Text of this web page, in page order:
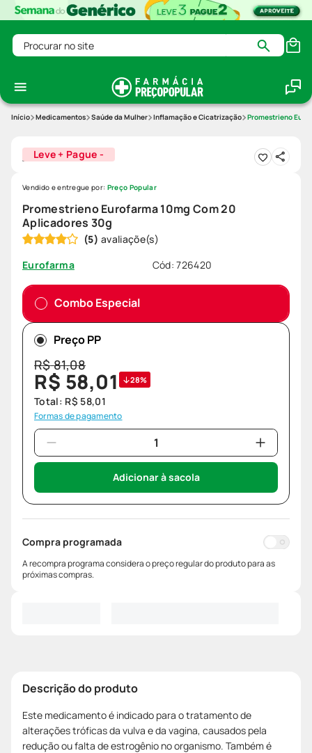
Procurar no site
Medicamentos Saúde da Mulher Inflamação e Cicatrização Promestrieno
Leve + Pague -
Promestrieno Eurofarma 10mg Com 20
Aplicadores 30g
(5)
Eurofarma
Cód:726420
Vendido e entregue por: Preço Popular
Combo Especial
Preço PP
R$81,08
R$ 58,01 28%
Total: R$ 58,01
Formas de pagamento
Adicionar à sacola
Compra programada
A recompra programa considera o preço regular do produto para as
próximas compras.
Descrição do produto
Este medicamento é indicado para o tratamento de
alterações tróficas da vulva e da vagina, causados pela
redução ou falta de estrogênio no organismo. Também é